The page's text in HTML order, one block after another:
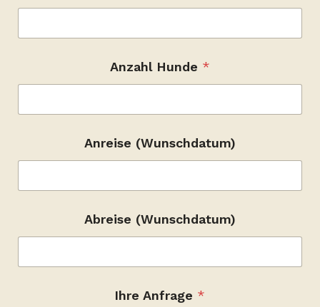
Anzahl Hunde *
Anreise (Wunschdatum)
Abreise (Wunschdatum)
Ihre Anfrage *